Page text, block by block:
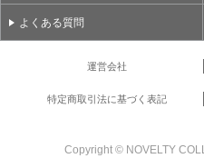
よくある質問
運営会社
特定商取引法に基づく表記
Copyright © NOVELTY